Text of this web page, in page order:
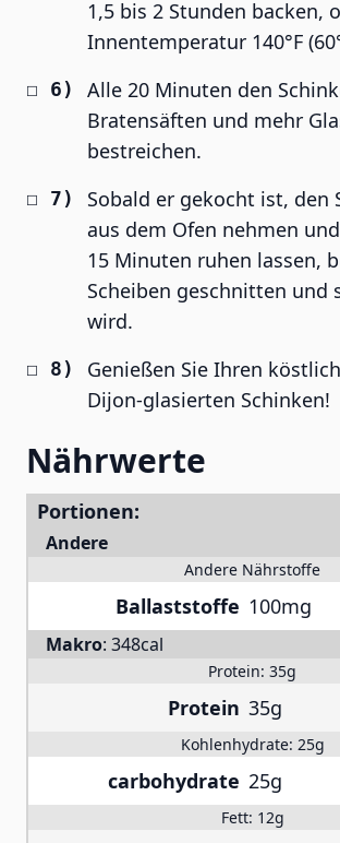
1,5 bis 2 Stunden backen,
Innentemperatur 140°F
Alle 20 Minuten den
Bratensäften und mehr
bestreichen.
Sobald er gekocht ist, den
aus dem Ofen nehmen
15 Minuten ruhen lassen,
Scheiben geschnitten und
wird.
Genießen Sie Ihren
Dijon-glasierten Schinken!
Nährwerte
Portionen:
Andere
Andere Nährstoffe
Ballaststoffe 100mg
Makro: 348cal
Protein: 35g
Protein 35g
Kohlenhydrate: 25g
carbohydrate 25g
Fett: 12g